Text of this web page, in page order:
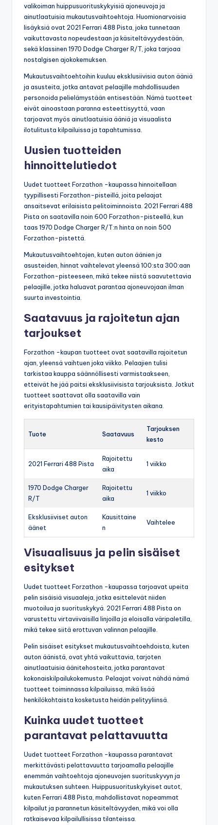
valikoiman huippusuorituskykyisiä ajoneuvoja ja
ainutlaatuisia mukautusvaihtoehtoja. Huomionarvoisia
lisäyksiä ovat 2021 Ferrari 488 Pista, joka tunnetaan
vaikuttavasta nopeudestaan ja käsiteltävyydestään,
sekä klassinen 1970 Dodge Charger R/T, joka tarjoaa
nostalgisen ajokokemuksen.
Mukautusvaihtoehtoihin kuuluu eksklusiivisia auton ääniä
ja asusteita, jotka antavat pelaajille mahdollisuuden
personoida pelielämystään entisestään. Nämä tuotteet
eivät ainoastaan paranna esteettisyyttä, vaan
tarjoavat myös ainutlaatuisia ääniä ja visuaalista
ilotulitusta kilpailuissa ja tapahtumissa.
Uusien tuotteiden
hinnoittelutiedot
Uudet tuotteet Forzathon -kaupassa hinnoitellaan
tyypillisesti Forzathon-pisteillä, joita pelaajat
ansaitsevat erilaisista pelitoiminnoista. 2021 Ferrari 488
Pista on saatavilla noin 600 Forzathon-pisteellä, kun
taas 1970 Dodge Charger R/T:n hinta on noin 500
Forzathon-pistettä.
Mukautusvaihtoehtojen, kuten auton äänien ja
asusteiden, hinnat vaihtelevat yleensä 100:sta 300:aan
Forzathon-pisteeseen, mikä tekee niistä saavutettavia
pelaajille, jotka haluavat parantaa ajoneuvojaan ilman
suurta investointia.
Saatavuus ja rajoitetun ajan
tarjoukset
Forzathon -kaupan tuotteet ovat saatavilla rajoitetun
ajan, yleensä vaihtuen joka viikko. Pelaajien tulisi
tarkistaa kauppa säännöllisesti varmistaakseen,
etteivät he jää paitsi eksklusiivisista tarjouksista. Jotkut
tuotteet saattavat olla saatavilla vain
erityistapahtumien tai kausipäivitysten aikana.
Tuote Saatavuus
Tarjouksen
kesto
2021 Ferrari 488 Pista
Rajoitettu
aika
1 viikko
1970 Dodge Charger
R/T
Rajoitettu
aika
1 viikko
Eksklusiiviset auton
äänet
Kausittaine
n
Vaihtelee
Visuaalisuus ja pelin sisäiset
esitykset
Uudet tuotteet Forzathon -kaupassa tarjoavat upeita
pelin sisäisiä visuaaleja, jotka esittelevät niiden
muotoilua ja suorituskykyä. 2021 Ferrari 488 Pista on
varustettu virtaviivaisilla linjoilla ja eloisalla väripaletilla,
mikä tekee siitä erottuvan valinnan pelaajille.
Pelin sisäiset esitykset mukautusvaihtoehdoista, kuten
auton äänistä, ovat yhtä vaikuttavia, tarjoten
ainutlaatuisia äänitehosteita, jotka parantavat
kokonaiskilpailukokemusta. Pelaajat voivat nähdä nämä
tuotteet toiminnassa kilpailuissa, mikä lisää
henkilökohtaista kosketusta heidän pelityyliinsä.
Kuinka uudet tuotteet
parantavat pelattavuutta
Uudet tuotteet Forzathon -kaupassa parantavat
merkittävästi pelattavuutta tarjoamalla pelaajille
enemmän vaihtoehtoja ajoneuvojen suorituskyvyn ja
mukautuksen suhteen. Huippusuorituskykyiset autot,
kuten Ferrari 488 Pista, mahdollistavat nopeammat
kilpailut ja parannetun käsiteltävyyden, mikä voi olla
ratkaisevaa kilpailullisissa tilanteissa.